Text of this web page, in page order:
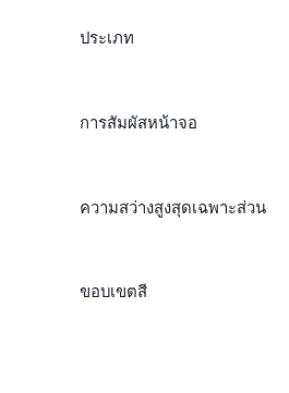
ประเภท
การสัมผัสหน้าจอ
ความสว่างสูงสุดเฉพาะส่วน
ขอบเขตสี